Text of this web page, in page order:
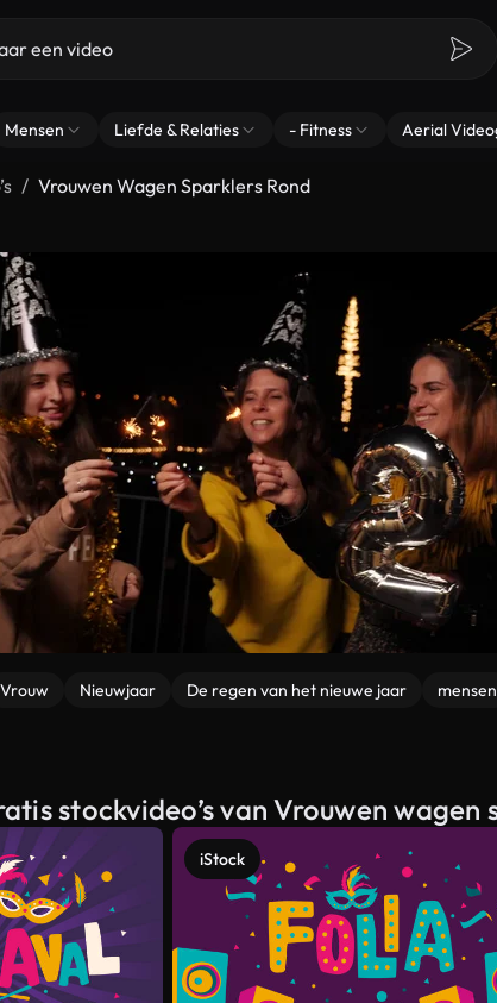
Mensen Liefde & Relaties - Fitness Aerial
Vrouwen Wagen Sparklers Rond
Vrouw Nieuwjaar De regen van het nieuwe jaar mensen
stockvideo’s van Vrouwen wagen
iStock